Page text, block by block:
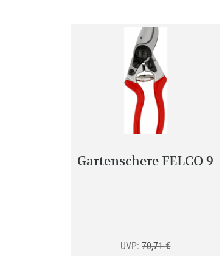
Gartenschere FELCO 9
UVP: 70,71€Ursprünglicher